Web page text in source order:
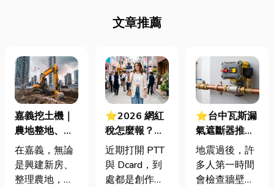
文章推薦
嘉義挖土機｜
農地整地、基
地開挖、土方
清運
在嘉義，無論
是興建新房、
整理農地，還
⭐2026 網紅
稅怎麼報？一
篇看懂課稅門
檻、追溯年限
與合法節稅，
近期打開 PTT
與 Dcard，到
處都是創作者
⭐台中瓦斯漏
氣遮斷器推薦
廠商在這！地
震氣爆怎麼
防？警報器與
地震過後，許
多人第一時間
會檢查牆壁裂